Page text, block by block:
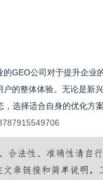
GEO公司对于提升企
的整体体验。无论是新
选择适合自身的优化方